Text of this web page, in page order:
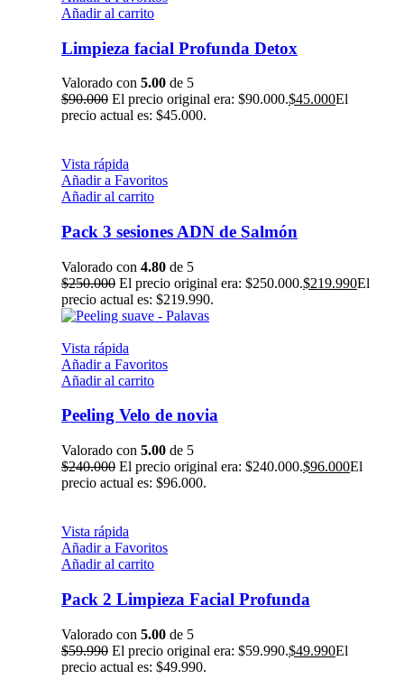
Añadir al carrito
Limpieza facial Profunda Detox
Valorado con 5.00 de 5
$90.000 El precio original era: $90.000.$45.000El
precio actual es: $45.000.
Vista rápida
Añadir a Favoritos
Añadir al carrito
Pack 3 sesiones ADN de Salmón
Valorado con 4.80 de 5
$250.000 El precio original era: $250.000.$219.990El
precio actual es: $219.990.
Vista rápida
Añadir a Favoritos
Añadir al carrito
Peeling Velo de novia
Valorado con 5.00 de 5
$240.000 El precio original era: $240.000.$96.000El
precio actual es: $96.000.
Vista rápida
Añadir a Favoritos
Añadir al carrito
Pack 2 Limpieza Facial Profunda
Valorado con 5.00 de 5
$59.990 El precio original era: $59.990.$49.990El
precio actual es: $49.990.